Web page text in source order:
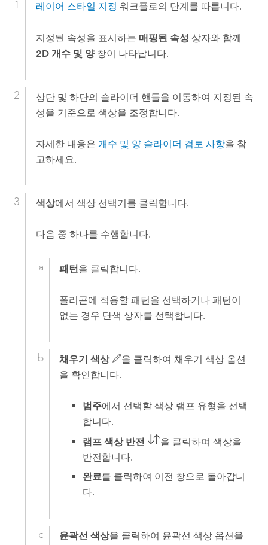
레이어 스타일 지정 워크플로의 단계를 따릅니다.
지정된 속성을 표시하는 매핑된 속성 상자와 함께
2D 개수 및 양창이 나타납니다.
상단 및 하단의 슬라이더 핸들을 이동하여 지정된 속
성을 기준으로 색상을 조정합니다.
자세한 내용은 개수 및 양 슬라이더 검토 사항을 참
고하세요.
색상에서 색상 선택기를 클릭합니다.
다음 중 하나를 수행합니다.
패턴을 클릭합니다.
폴리곤에 적용할 패턴을 선택하거나 패턴이
없는 경우 단색 상자를 선택합니다.
채우기 색상
을 클릭하여 채우기 색상 옵션
을 확인합니다.
범주에서 선택할 색상 램프 유형을 선택
합니다.
램프 색상 반전
을 클릭하여 색상을
반전합니다.
완료를 클릭하여 이전 창으로 돌아갑니
다.
윤곽선 색상을 클릭하여 윤곽선 색상 옵션을